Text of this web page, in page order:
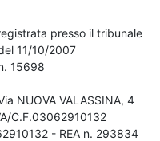
presso il tribunale
11/10/2007
15698
NUOVA VALASSINA, 4
C.F.03062910132
- REA n. 293834